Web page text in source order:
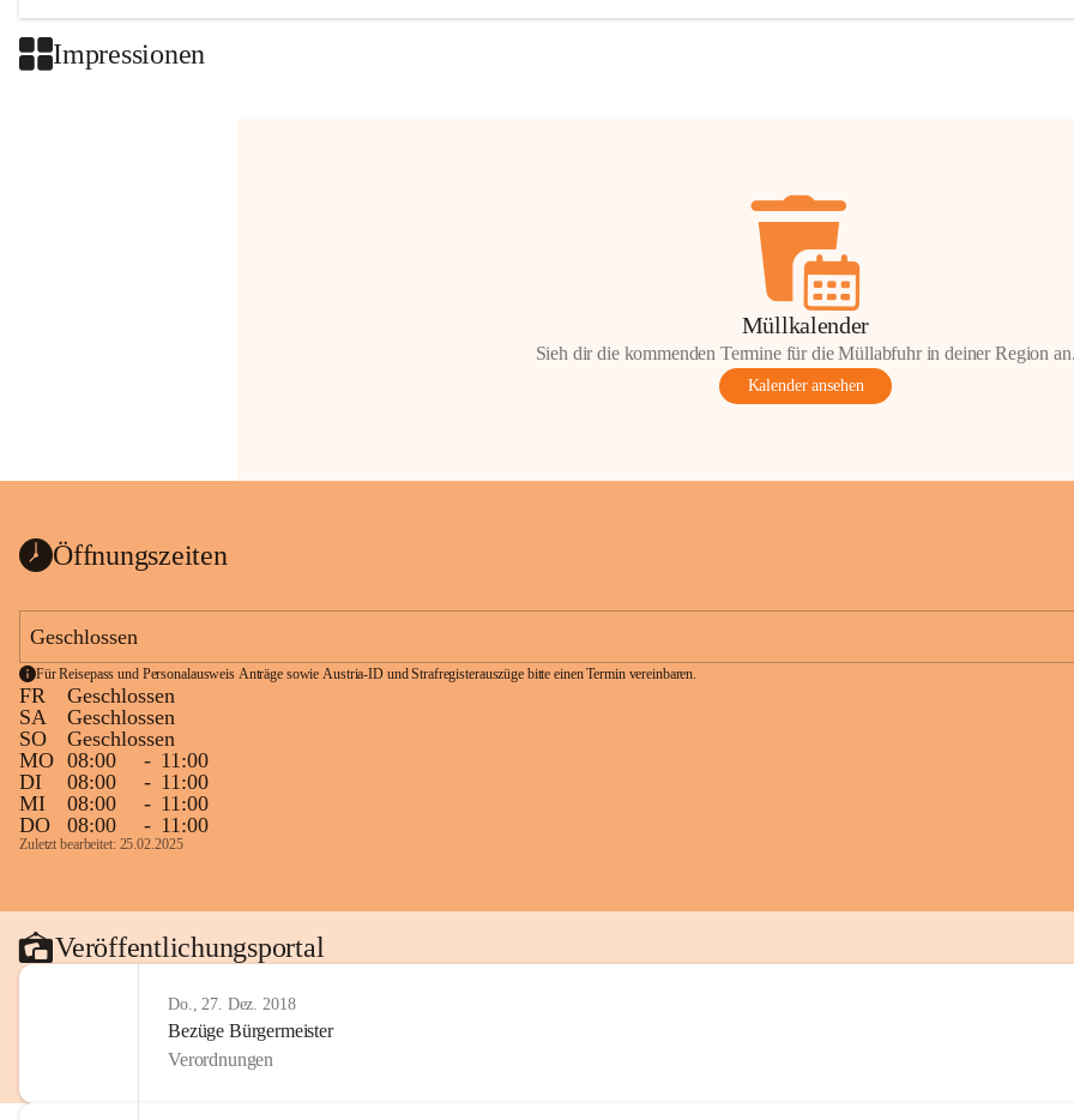
Impressionen
Müllkalender
Sieh dir die kommenden Termine für die Müllabfuhr in deiner Region
Kalender ansehen
Öffnungszeiten
Geschlossen
Für Reisepass und Personalausweis Anträge sowie Austria-ID und Strafregisterauszüge bitte einen Termin vereinbaren.
FR
Geschlossen
SA
Geschlossen
SO
Geschlossen
MO 08:00 - 11:00
DI
08:00 - 11:00
MI
08:00 - 11:00
DO
08:00 - 11:00
Zuletzt bearbeitet: 25.02.2025
Veröffentlichungsportal
Do., 27. Dez. 2018
Bezüge Bürgermeister
Verordnungen